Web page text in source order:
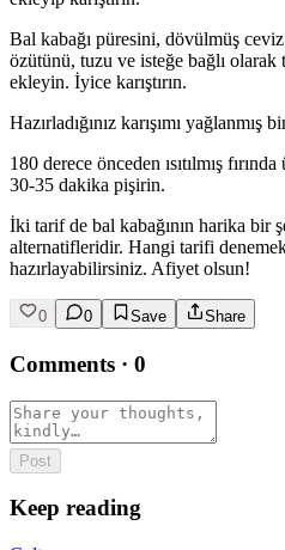
Bal kabağı püresini, dövülmüş
özütünü, tuzu ve isteğe bağlı
ekleyin. İyice karıştırın.
Hazırladığınız karışımı yağlanmış
180 derece önceden ısıtılmış
30-35 dakika pişirin.
İki tarif de bal kabağının harika bir
alternatifleridir. Hangi tarifi
hazırlayabilirsiniz. Afiyet olsun!
0 0 Save Share
Comments · 0
Post
Keep reading